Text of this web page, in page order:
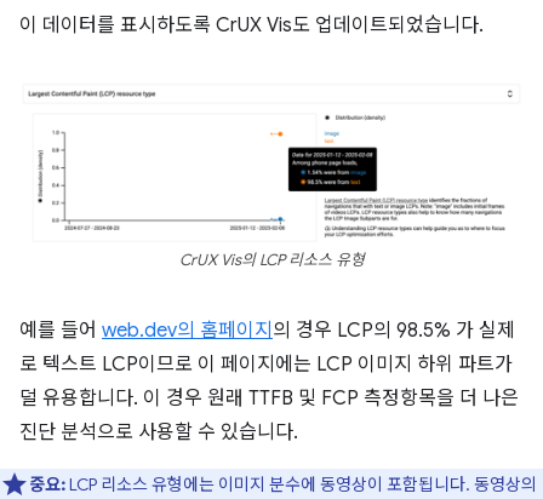
이 데이터를 표시하도록 CrUX Vis도 업데이트되었습니다.
CrUX Vis의 LCP 리소스 유형
예를 들어 web.dev의 홈페이지 의 경우 LCP의 98.5% 가 실제
로 텍스트 LCP이므로 이 페이지에는 LCP 이미지 하위 파트가
덜 유용합니다. 이 경우 원래 TTFB 및 FCP 측정항목을 더 나은
진단 분석으로 사용할 수 있습니다.
중요:LCP 리소스 유형에는 이미지 분수에 동영상이 포함됩니다. 동영상의